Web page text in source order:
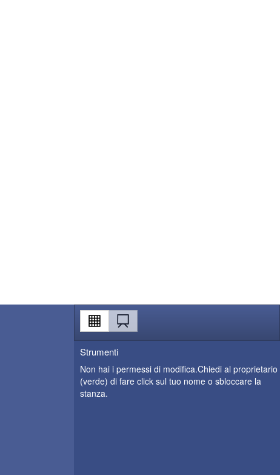
Strumenti
Non hai i permessi di modifica.Chiedi al proprietario
(verde) di fare click sul tuo nome o sbloccare la
stanza.